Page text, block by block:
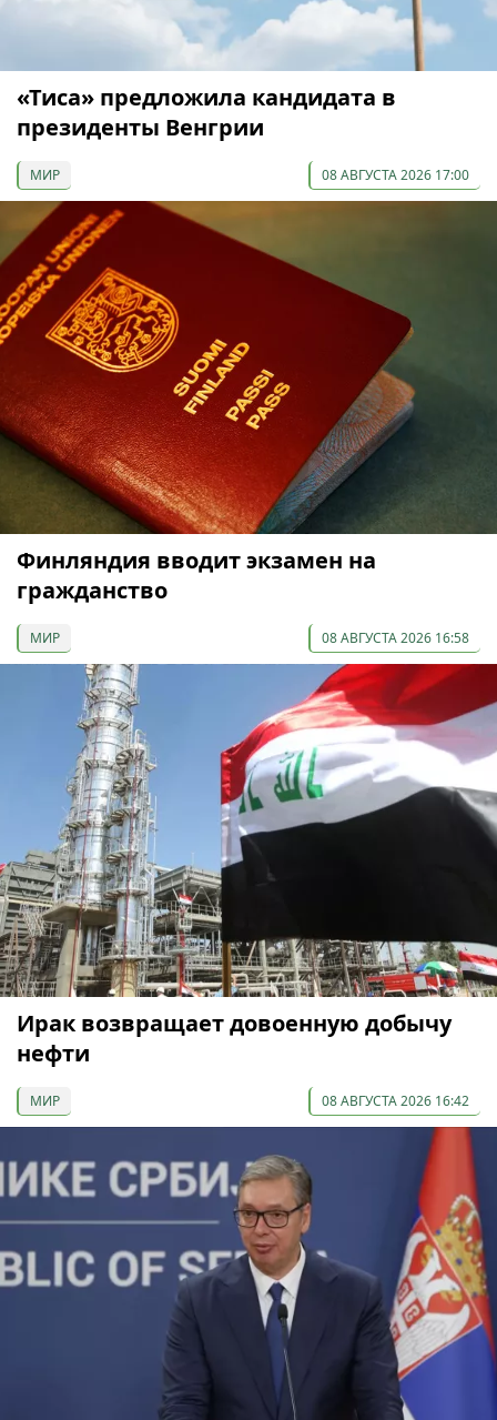
«Тиса» предложила кандидата в
президенты Венгрии
МИР 08 АВГУСТА 2026 17:00
Финляндия вводит экзамен на
гражданство
МИР 08 АВГУСТА 2026 16:58
Ирак возвращает довоенную добычу
нефти
МИР 08 АВГУСТА 2026 16:42